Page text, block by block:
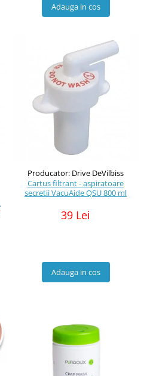
Adauga in cos
Producator: Drive DeVilbiss
Cartus filtrant - aspiratoare
secretii VacuAide QSU 800 ml
39 Lei
Adauga in cos